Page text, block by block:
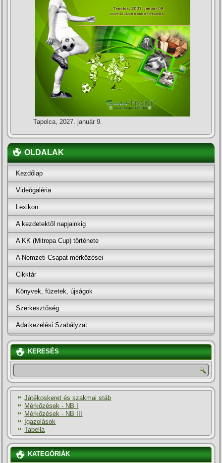
Tapolca, 2027. január 9.
OLDALAK
Kezdőlap
Videógaléria
Lexikon
A kezdetektől napjainkig
A KK (Mitropa Cup) története
A Nemzeti Csapat mérkőzései
Cikktár
Könyvek, füzetek, újságok
Szerkesztőség
Adatkezelési Szabályzat
KERESÉS
Játékoskeret és szakmai stáb
Mérkőzések - NB I
Mérkőzések - NB III
Igazolások
Tabella
KATEGÓRIÁK